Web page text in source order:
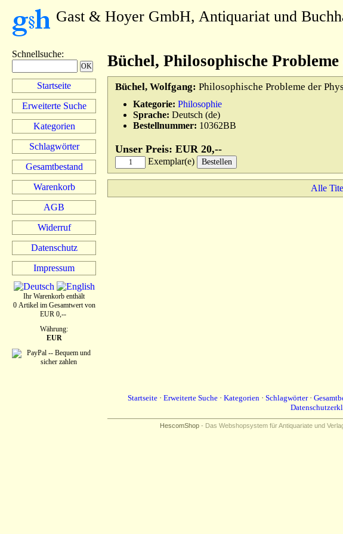
Gast & Hoyer GmbH, Antiquariat und
Schnellsuche:
Startseite
Erweiterte Suche
Kategorien
Schlagwörter
Gesamtbestand
Warenkorb
AGB
Widerruf
Datenschutz
Impressum
Ihr Warenkorb enthält
0 Artikel im Gesamtwert von
EUR 0,--
Währung:
EUR
Büchel, Philosophische
Büchel, Wolfgang: Philosophische Probleme der
Kategorie: Philosophie
Sprache: Deutsch (de)
Bestellnummer: 10362BB
Unser Preis: EUR 20,--
Exemplar(e)
Alle
Startseite· Erweiterte Suche· Kategorien· Schlagwörter·
HescomShop - Das Webshopsystem für Antiquariate und